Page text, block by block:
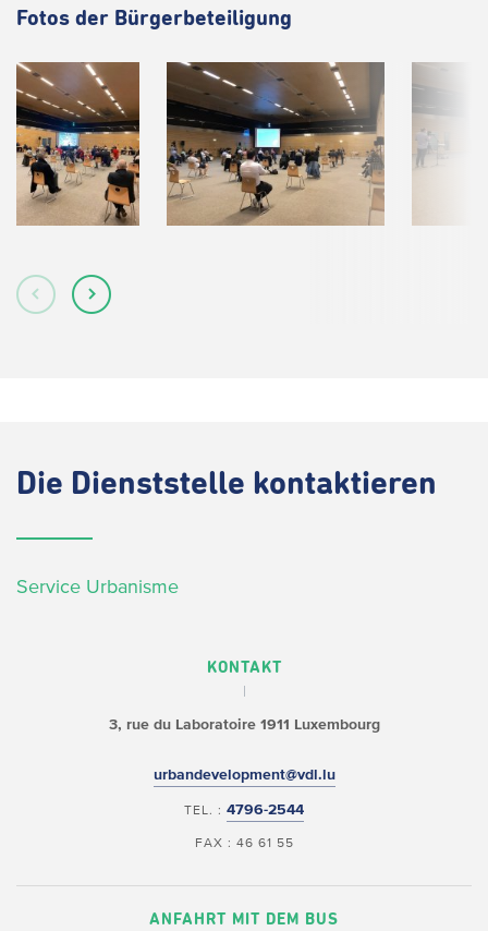
Fotos der Bürgerbeteiligung
Die Dienststelle kontaktieren
Service Urbanisme
KONTAKT
3, rue du Laboratoire1911 Luxembourg
urbandevelopment@vdl.lu
TEL. : 4796-2544
FAX : 46 61 55
ANFAHRT MIT DEM BUS